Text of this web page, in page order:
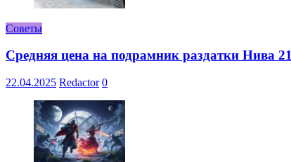
Советы
Средняя цена на подрамник раздатки Нива
22.04.2025 Redactor 0